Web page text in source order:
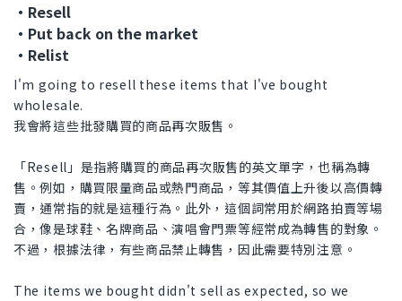
・Resell
・Put back on the market
・Relist
I'm going to resell these items that I've bought
wholesale.
我會將這些批發購買的商品再次販售。
「Resell」是指將購買的商品再次販售的英文單字，也稱為轉
售。例如，購買限量商品或熱門商品，等其價值上升後以高價轉
賣，通常指的就是這種行為。此外，這個詞常用於網路拍賣等場
合，像是球鞋、名牌商品、演唱會門票等經常成為轉售的對象。
不過，根據法律，有些商品禁止轉售，因此需要特別注意。
The items we bought didn't sell as expected, so we